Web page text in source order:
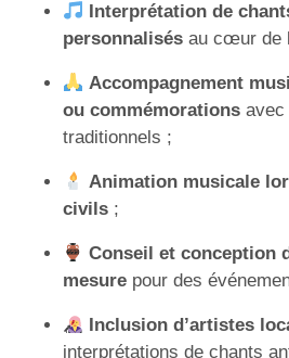
Interprétation de
personnalisés au cœur de
Accompagnement
ou commémorations avec
traditionnels ;
Animation musicale
civils ;
Conseil et conception
mesure pour des
Inclusion d’artistes
interprétations de chants